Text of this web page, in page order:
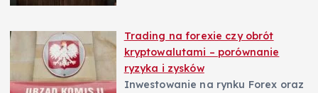
Trading na forexie czy obrót
kryptowalutami – porównanie
ryzyka i zysków
Inwestowanie na rynku Forex oraz